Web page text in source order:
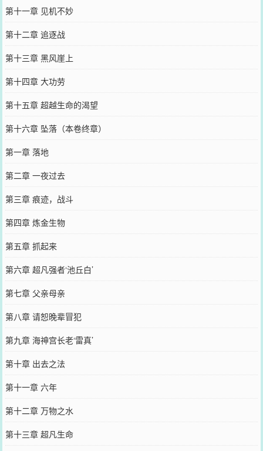
第十一章 见机不妙
第十二章 追逐战
第十三章 黑风崖上
第十四章 大功劳
第十五章 超越生命的渴望
第十六章 坠落（本卷终章）
第一章 落地
第二章 一夜过去
第三章 痕迹，战斗
第四章 炼金生物
第五章 抓起来
第六章 超凡强者‘池丘白’
第七章 父亲母亲
第八章 请恕晚辈冒犯
第九章 海神宫长老‘雷真’
第十章 出去之法
第十一章 六年
第十二章 万物之水
第十三章 超凡生命